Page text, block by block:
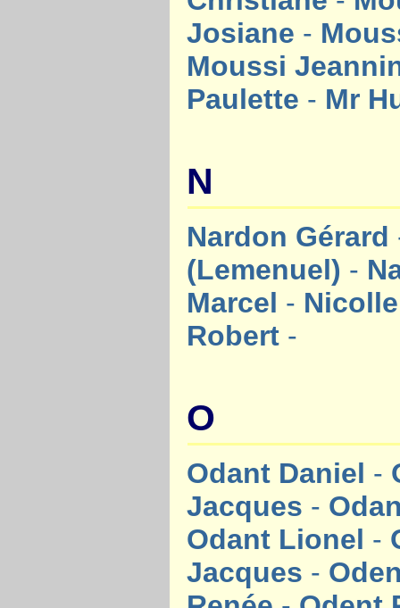
Josiane -
Moussi
Paulette - Mr
N
Nardon Gérard
(Lemenuel) -
Marcel -
Robert -
O
Odant Daniel -
Jacques -
Odant Lionel -
Jacques -